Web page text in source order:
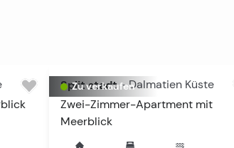
Zu verkaufen
Split stadt - Dalmatien Küste
Zwei-Zimmer-Apartment mit
Meerblick